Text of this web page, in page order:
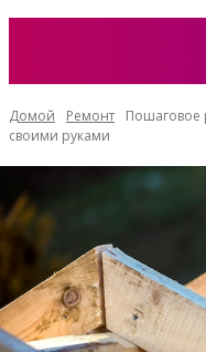
Домой Ремонт
Пошаговое
своими руками